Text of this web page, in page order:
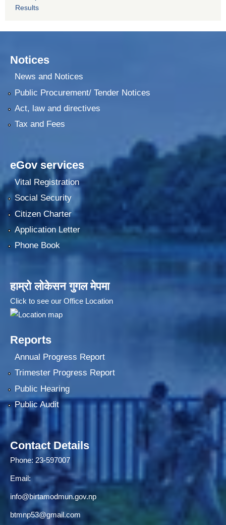
Results
Notices
News and Notices
Public Procurement/ Tender Notices
Act, law and directives
Tax and Fees
eGov services
Vital Registration
Social Security
Citizen Charter
Application Letter
Phone Book
हाम्रो लोकेसन गुगल मेपमा
Click to see our Office Location
Reports
Annual Progress Report
Trimester Progress Report
Public Hearing
Public Audit
Contact Details
Phone: 23-597007
Email:
info@birtamodmun.gov.np
btmnp53@gmail.com